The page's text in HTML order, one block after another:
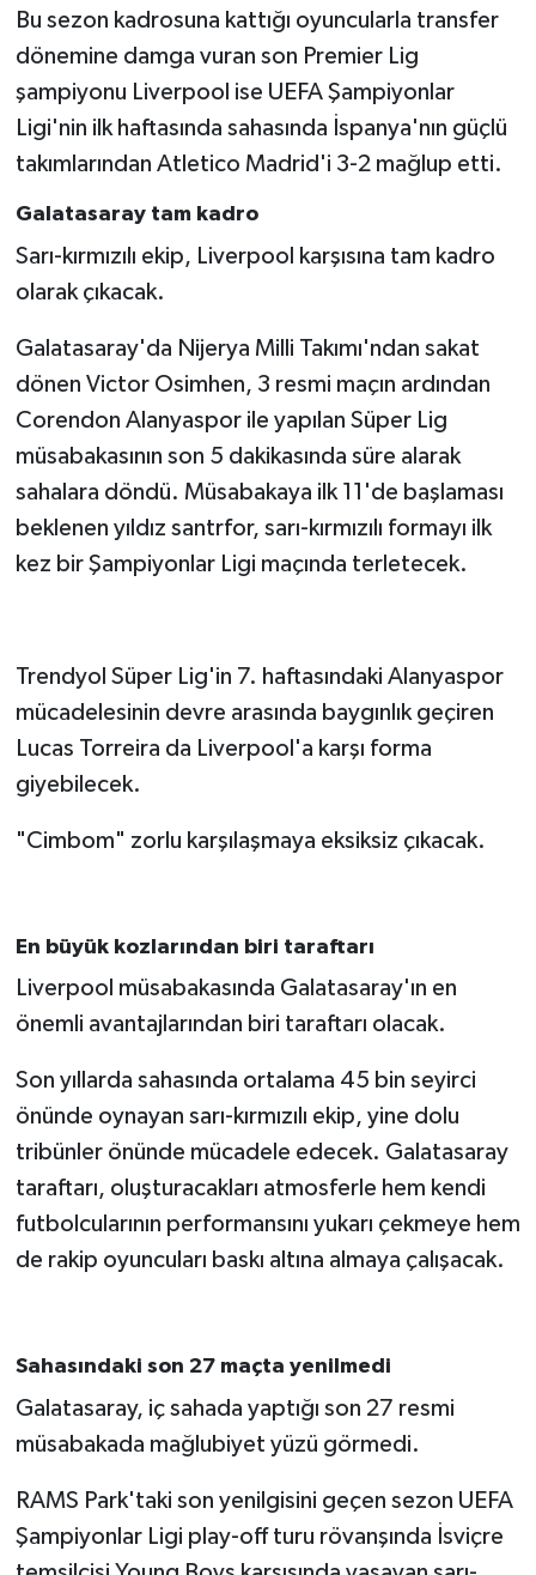
Bu sezon kadrosuna kattığı oyuncularla transfer
dönemine damga vuran son Premier Lig
şampiyonu Liverpool ise UEFA Şampiyonlar
Ligi'nin ilk haftasında sahasında İspanya'nın güçlü
takımlarından Atletico Madrid'i 3-2 mağlup etti.
Galatasaray tam kadro
Sarı-kırmızılı ekip, Liverpool karşısına tam kadro
olarak çıkacak.
Galatasaray'da Nijerya Milli Takımı'ndan sakat
dönen Victor Osimhen, 3 resmi maçın ardından
Corendon Alanyaspor ile yapılan Süper Lig
müsabakasının son 5 dakikasında süre alarak
sahalara döndü. Müsabakaya ilk 11'de başlaması
beklenen yıldız santrfor, sarı-kırmızılı formayı ilk
kez bir Şampiyonlar Ligi maçında terletecek.
Trendyol Süper Lig'in 7. haftasındaki Alanyaspor
mücadelesinin devre arasında baygınlık geçiren
Lucas Torreira da Liverpool'a karşı forma
giyebilecek.
"Cimbom" zorlu karşılaşmaya eksiksiz çıkacak.
En büyük kozlarından biri taraftarı
Liverpool müsabakasında Galatasaray'ın en
önemli avantajlarından biri taraftarı olacak.
Son yıllarda sahasında ortalama 45 bin seyirci
önünde oynayan sarı-kırmızılı ekip, yine dolu
tribünler önünde mücadele edecek. Galatasaray
taraftarı, oluşturacakları atmosferle hem kendi
futbolcularının performansını yukarı çekmeye hem
de rakip oyuncuları baskı altına almaya çalışacak.
Sahasındaki son 27 maçta yenilmedi
Galatasaray, iç sahada yaptığı son 27 resmi
müsabakada mağlubiyet yüzü görmedi.
RAMS Park'taki son yenilgisini geçen sezon UEFA
Şampiyonlar Ligi play-off turu rövanşında İsviçre